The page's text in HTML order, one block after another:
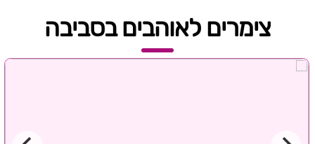
צימרים לאוהבים בסביבה